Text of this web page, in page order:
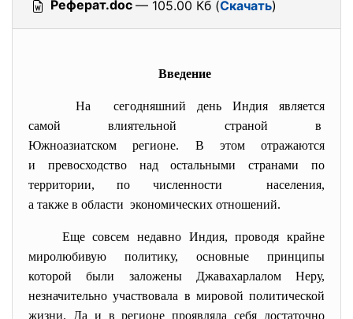
Реферат.doc — 105.00 Кб (Скачать)
Введение
На сегодняшний день Индия является
самой влиятельной страной в
Южноазиатском регионе. В этом отражаются
и превосходство над остальными странами по
территории, по численности населения,
а также в области экономических отношений.
Еще совсем недавно Индия, проводя крайне
миролюбивую политику, основные принципы
которой были заложены Джавахарлалом Неру,
незначительно участвовала в мировой политической
жизни. Да и в регионе проявляла себя достаточно